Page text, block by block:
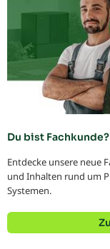
Du bist Fachkunde?
Entdecke unsere neue
und Inhalten rund um
Systemen.